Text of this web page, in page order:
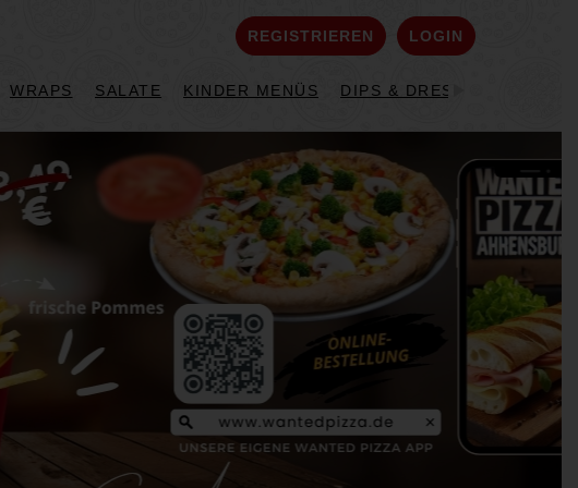
REGISTRIEREN LOGIN
WRAPS SALATE KINDER MENÜS DIPS & DRESSINGS